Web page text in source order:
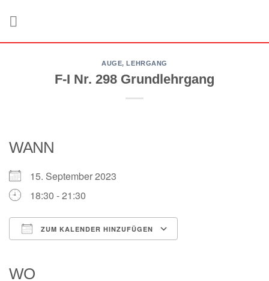
AUGE,LEHRGANG
F-I Nr. 298 Grundlehrgang
WANN
15. September 2023
18:30 - 21:30
ZUM KALENDER HINZUFÜGEN
WO